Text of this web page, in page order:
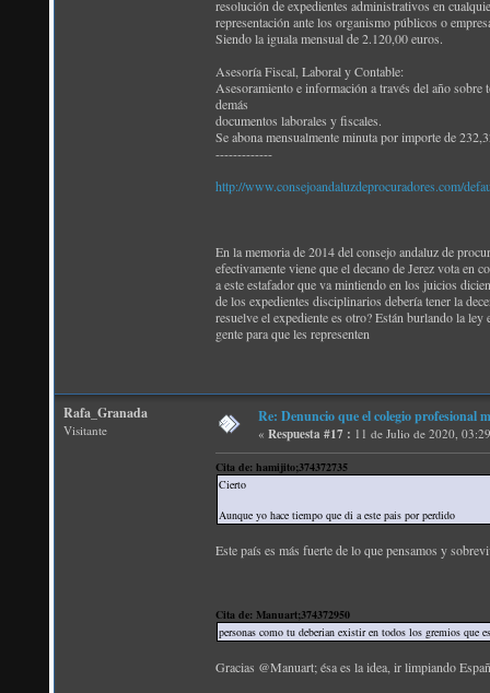
resolución de expedientes administrativos en
representación ante los organismo públicos o
Siendo la iguala mensual de 2.120,00 euros.
Asesoría Fiscal, Laboral y Contable:
Asesoramiento e información a través del año
demás
documentos laborales y fiscales.
Se abona mensualmente minuta por importe de
-------------
http://www.consejoandaluzdeprocuradores.com/
En la memoria de 2014 del consejo andaluz de
efectivamente viene que el decano de Jerez vota en
a este estafador que va mintiendo en los juicios
de los expedientes disciplinarios debería tener la
resuelve el expediente es otro? Están burlando la
gente para que les representen
Rafa_Granada
Visitante
Re: Denuncio que el colegio profesional
« Respuesta #17 : 11 de Julio de 2020,
Cita de: hamijito;374372735
Cierto
Aunque yo hace tiempo que di a este pais por perdido
Este país es más fuerte de lo que pensamos y
Cita de: Manuart;374372950
personas como tu deberian existir en todos los gremios que
Gracias @Manuart; ésa es la idea, ir limpiando